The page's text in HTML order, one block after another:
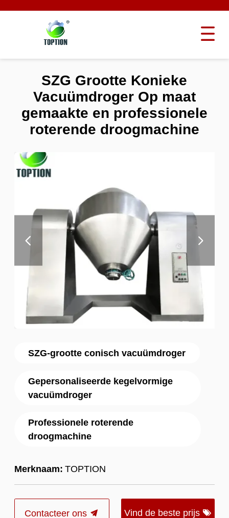
SZG-grootte conisch vacuümdroger
Gepersonaliseerde kegelvormige
vacuümdroger
Professionele roterende
droogmachine
Merknaam: TOPTION
Contacteer ons Vind de beste prijs
SZG Grootte Konieke
Vacuümdroger Op maat
gemaakte en professionele
roterende droogmachine